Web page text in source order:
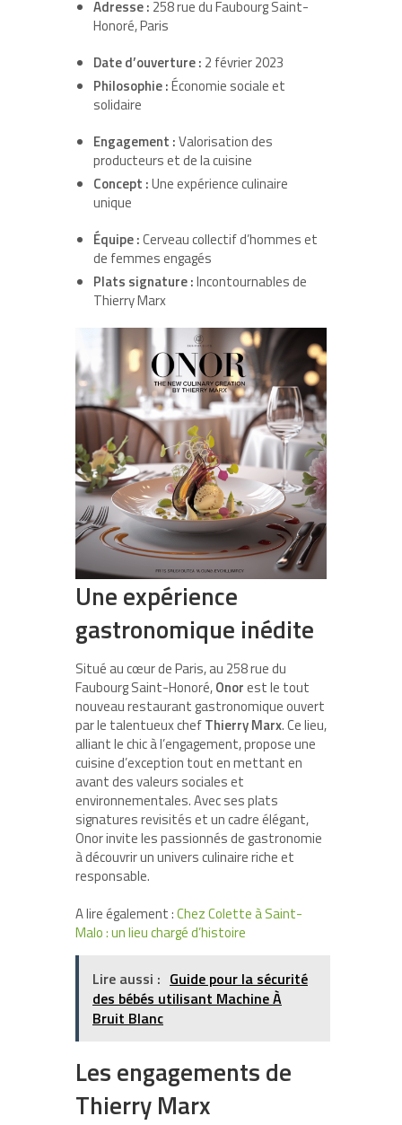
Adresse : 258 rue du Faubourg Saint-
Honoré, Paris
Date d’ouverture : 2 février 2023
Philosophie :Économie sociale et
solidaire
Engagement :Valorisation des
producteurs et de la cuisine
Concept :Une expérience culinaire
unique
Équipe :Cerveau collectif d’hommes et
de femmes engagés
Plats signature :Incontournables de
Thierry Marx
Une expérience
gastronomique inédite
Situé au cœur de Paris, au 258 rue du
Faubourg Saint-Honoré,Onorest le tout
nouveau restaurant gastronomique ouvert
par le talentueux chefThierry Marx. Ce lieu,
alliant le chic à l’engagement, propose une
cuisine d’exception tout en mettant en
avant des valeurs sociales et
environnementales. Avec ses plats
signatures revisités et un cadre élégant,
Onor invite les passionnés de gastronomie
à découvrir un univers culinaire riche et
responsable.
A lire également :Chez Colette à Saint-
Malo : un lieu chargé d’histoire
Lire aussi : Guide pour la sécurité
des bébés utilisant Machine À
Bruit Blanc
Les engagements de
Thierry Marx